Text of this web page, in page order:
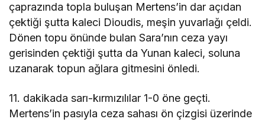
çaprazında topla buluşan Mertens’in dar açıdan
çektiği şutta kaleci Dioudis, meşin yuvarlağı çeldi.
Dönen topu önünde bulan Sara’nın ceza yayı
gerisinden çektiği şutta da Yunan kaleci, soluna
uzanarak topun ağlara gitmesini önledi.
11. dakikada sarı-kırmızılılar 1-0 öne geçti.
Mertens’in pasıyla ceza sahası ön çizgisi üzerinde